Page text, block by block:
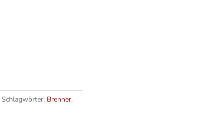
Schlagwörter: Brenner,